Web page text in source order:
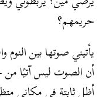
حريمهم؟
يأتيني صوتها بين
أن الصوت ليس آتيًا من
أظل ثابتة في مكاني